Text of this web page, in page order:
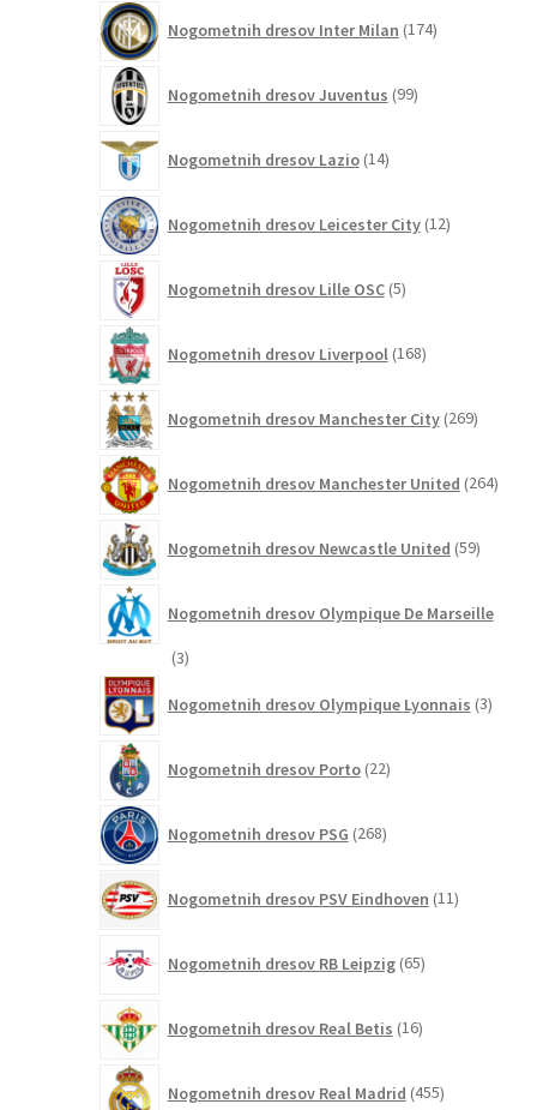
Nogometnih dresov Inter Milan 174izdelkov
Nogometnih dresov Juventus 99izdelkov
Nogometnih dresov Lazio 14izdelkov
Nogometnih dresov Leicester City 12izdelkov
Nogometnih dresov Lille OSC 5izdelkov
Nogometnih dresov Liverpool 168izdelkov
Nogometnih dresov Manchester City 269izdelkov
Nogometnih dresov Manchester United 264
Nogometnih dresov Newcastle United 59izdelkov
Nogometnih dresov Olympique De Marseille
33
Nogometnih dresov Olympique Lyonnais 3izdelki
Nogometnih dresov Porto 22izdelkov
Nogometnih dresov PSG 268izdelkov
Nogometnih dresov PSV Eindhoven 11izdelkov
Nogometnih dresov RB Leipzig 65izdelkov
Nogometnih dresov Real Betis 16izdelkov
Nogometnih dresov Real Madrid 455izdelkov